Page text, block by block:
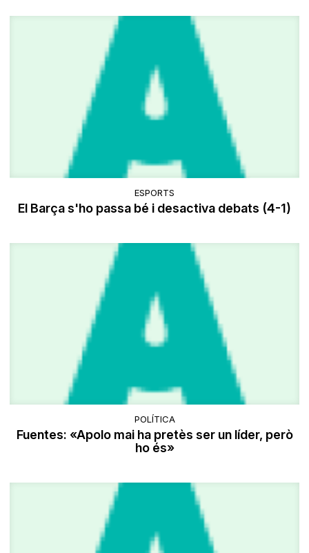
ESPORTS
El Barça s'ho passa bé i desactiva debats (4-1)
POLÍTICA
Fuentes: «Apolo mai ha pretès ser un líder, però
ho és»